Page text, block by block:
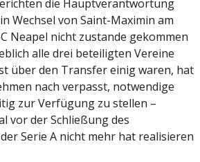
die Hauptverantwortung
Wechsel von Saint-Maximin am
Neapel nicht zustande gekommen
alle drei beteiligten Vereine
über den Transfer einig waren, hat
nach verpasst, notwendige
zur Verfügung zu stellen –
vor der Schließung des
Serie A nicht mehr hat realisieren